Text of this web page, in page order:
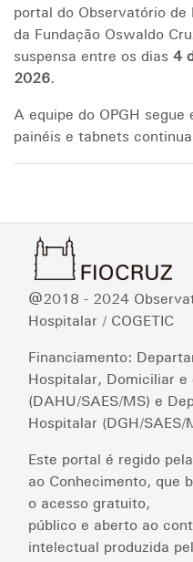
portal do Observatório de
da Fundação Oswaldo
suspensa entre os dias 4
2026.
A equipe do OPGH segue
painéis e tabnets
@2018 - 2024
Hospitalar / COGETIC
Financiamento:
Hospitalar, Domiciliar e
(DAHU/SAES/MS) e
Hospitalar (DGH/SAES/
Este portal é regido
ao Conhecimento, que
o acesso gratuito,
público e aberto ao
intelectual produzida